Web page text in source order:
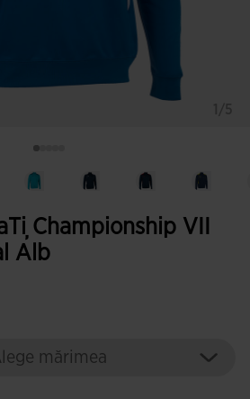
Championship VII
Alb
mărimea